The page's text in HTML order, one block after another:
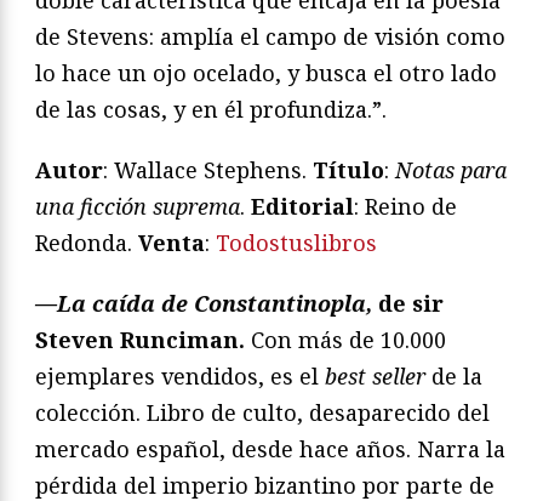
de Stevens: amplía el campo de visión como
lo hace un ojo ocelado, y busca el otro lado
de las cosas, y en él profundiza.”.
Autor: Wallace Stephens. Título: Notas para
una ficción suprema. Editorial: Reino de
Redonda. Venta: Todostuslibros
—La caída de Constantinopla, de sir
Steven Runciman. Con más de 10.000
ejemplares vendidos, es el best sellerde la
colección. Libro de culto, desaparecido del
mercado español, desde hace años. Narra la
pérdida del imperio bizantino por parte de